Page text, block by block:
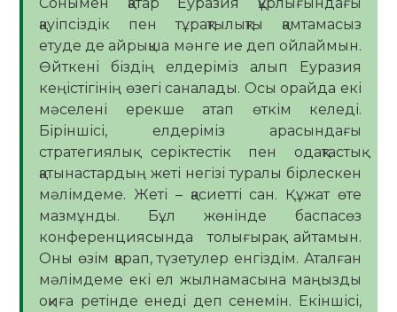
қауіпсіздік пен тұрақтылықты қамтамасыз
етуде де айрықша мәнге ие деп ойлаймын.
Өйткені біздің елдеріміз алып Еуразия
кеңістігінің өзегі саналады. Осы орайда екі
мәселені ерекше атап өткім келеді.
Біріншісі, елдеріміз арасындағы
стратегиялық серіктестік пен одақтастық
қатынастардың жеті негізі туралы бірлескен
мәлімдеме. Жеті – қасиетті сан. Құжат өте
мазмұнды. Бұл жөнінде баспасөз
конференциясында толығырақ айтамын.
Оны өзім қарап, түзетулер енгіздім. Аталған
мәлімдеме екі ел жылнамасына маңызды
оқиға ретінде енеді деп сенемін. Екіншісі,